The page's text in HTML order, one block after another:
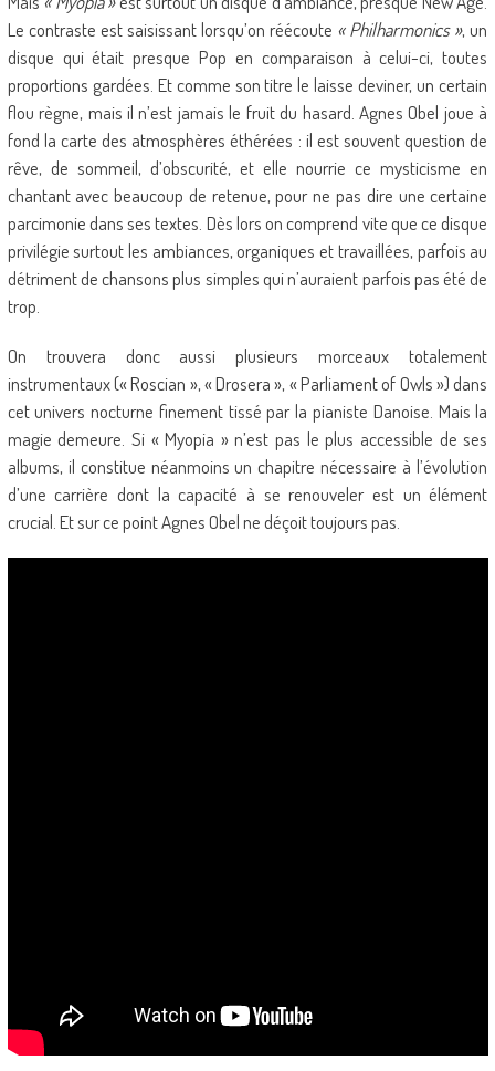
Le contraste est saisissant lorsqu’on réécoute « Philharmonics », un
disque qui était presque Pop en comparaison à celui-ci, toutes
proportions gardées. Et comme son titre le laisse deviner, un certain
flou règne, mais il n’est jamais le fruit du hasard. Agnes Obel joue à
fond la carte des atmosphères éthérées : il est souvent question de
rêve, de sommeil, d’obscurité, et elle nourrie ce mysticisme en
chantant avec beaucoup de retenue, pour ne pas dire une certaine
parcimonie dans ses textes. Dès lors on comprend vite que ce disque
privilégie surtout les ambiances, organiques et travaillées, parfois au
détriment de chansons plus simples qui n’auraient parfois pas été de
trop.
On trouvera donc aussi plusieurs morceaux totalement
instrumentaux (« Roscian », « Drosera », « Parliament of Owls ») dans
cet univers nocturne finement tissé par la pianiste Danoise. Mais la
magie demeure. Si « Myopia » n’est pas le plus accessible de ses
albums, il constitue néanmoins un chapitre nécessaire à l’évolution
d’une carrière dont la capacité à se renouveler est un élément
crucial. Et sur ce point Agnes Obel ne déçoit toujours pas.